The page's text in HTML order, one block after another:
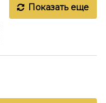
Показать еще